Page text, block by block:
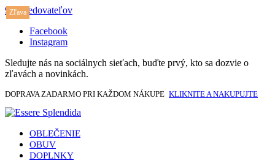
917 sledovateľov
Facebook
Instagram
Sledujte nás na sociálnych sieťach, buďte prvý, kto sa dozvie o
zľavách a novinkách.
DOPRAVA ZADARMO PRI KAŽDOM NÁKUPE KLIKNITE A NAKUPUJTE
OBLEČENIE
OBUV
DOPLNKY
Zľava